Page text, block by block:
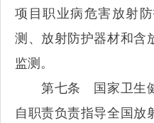
项目职业病危害放射
测、放射防护器材和含
监测。
第七条 国家卫生健
自职责负责指导全国放